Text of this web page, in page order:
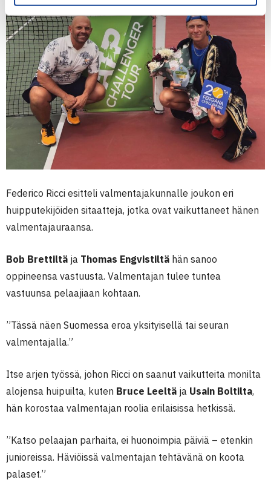
Federico Ricci esitteli valmentajakunnalle joukon eri
huipputekijöiden sitaatteja, jotka ovat vaikuttaneet hänen
valmentajauraansa.
Bob Brettiltä ja Thomas Engvistiltä hän sanoo
oppineensa vastuusta. Valmentajan tulee tuntea
vastuunsa pelaajiaan kohtaan.
”Tässä näen Suomessa eroa yksityisellä tai seuran
valmentajalla.”
Itse arjen työssä, johon Ricci on saanut vaikutteita monilta
alojensa huipuilta, kuten Bruce Leeltä ja Usain Boltilta,
hän korostaa valmentajan roolia erilaisissa hetkissä.
”Katso pelaajan parhaita, ei huonoimpia päiviä – etenkin
junioreissa. Häviöissä valmentajan tehtävänä on koota
palaset.”